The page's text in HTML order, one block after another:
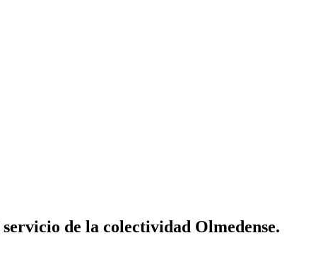
de la colectividad Olmedense.